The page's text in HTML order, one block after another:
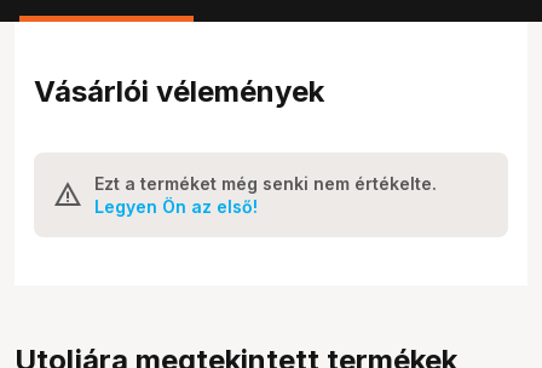
Vásárlói vélemények
Ezt a terméket még senki nem értékelte.
Legyen Ön az első!
Utoljára megtekintett termékek